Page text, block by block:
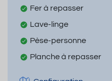
Fer à repasser
Lave-linge
Pèse-personne
Planche à repasser